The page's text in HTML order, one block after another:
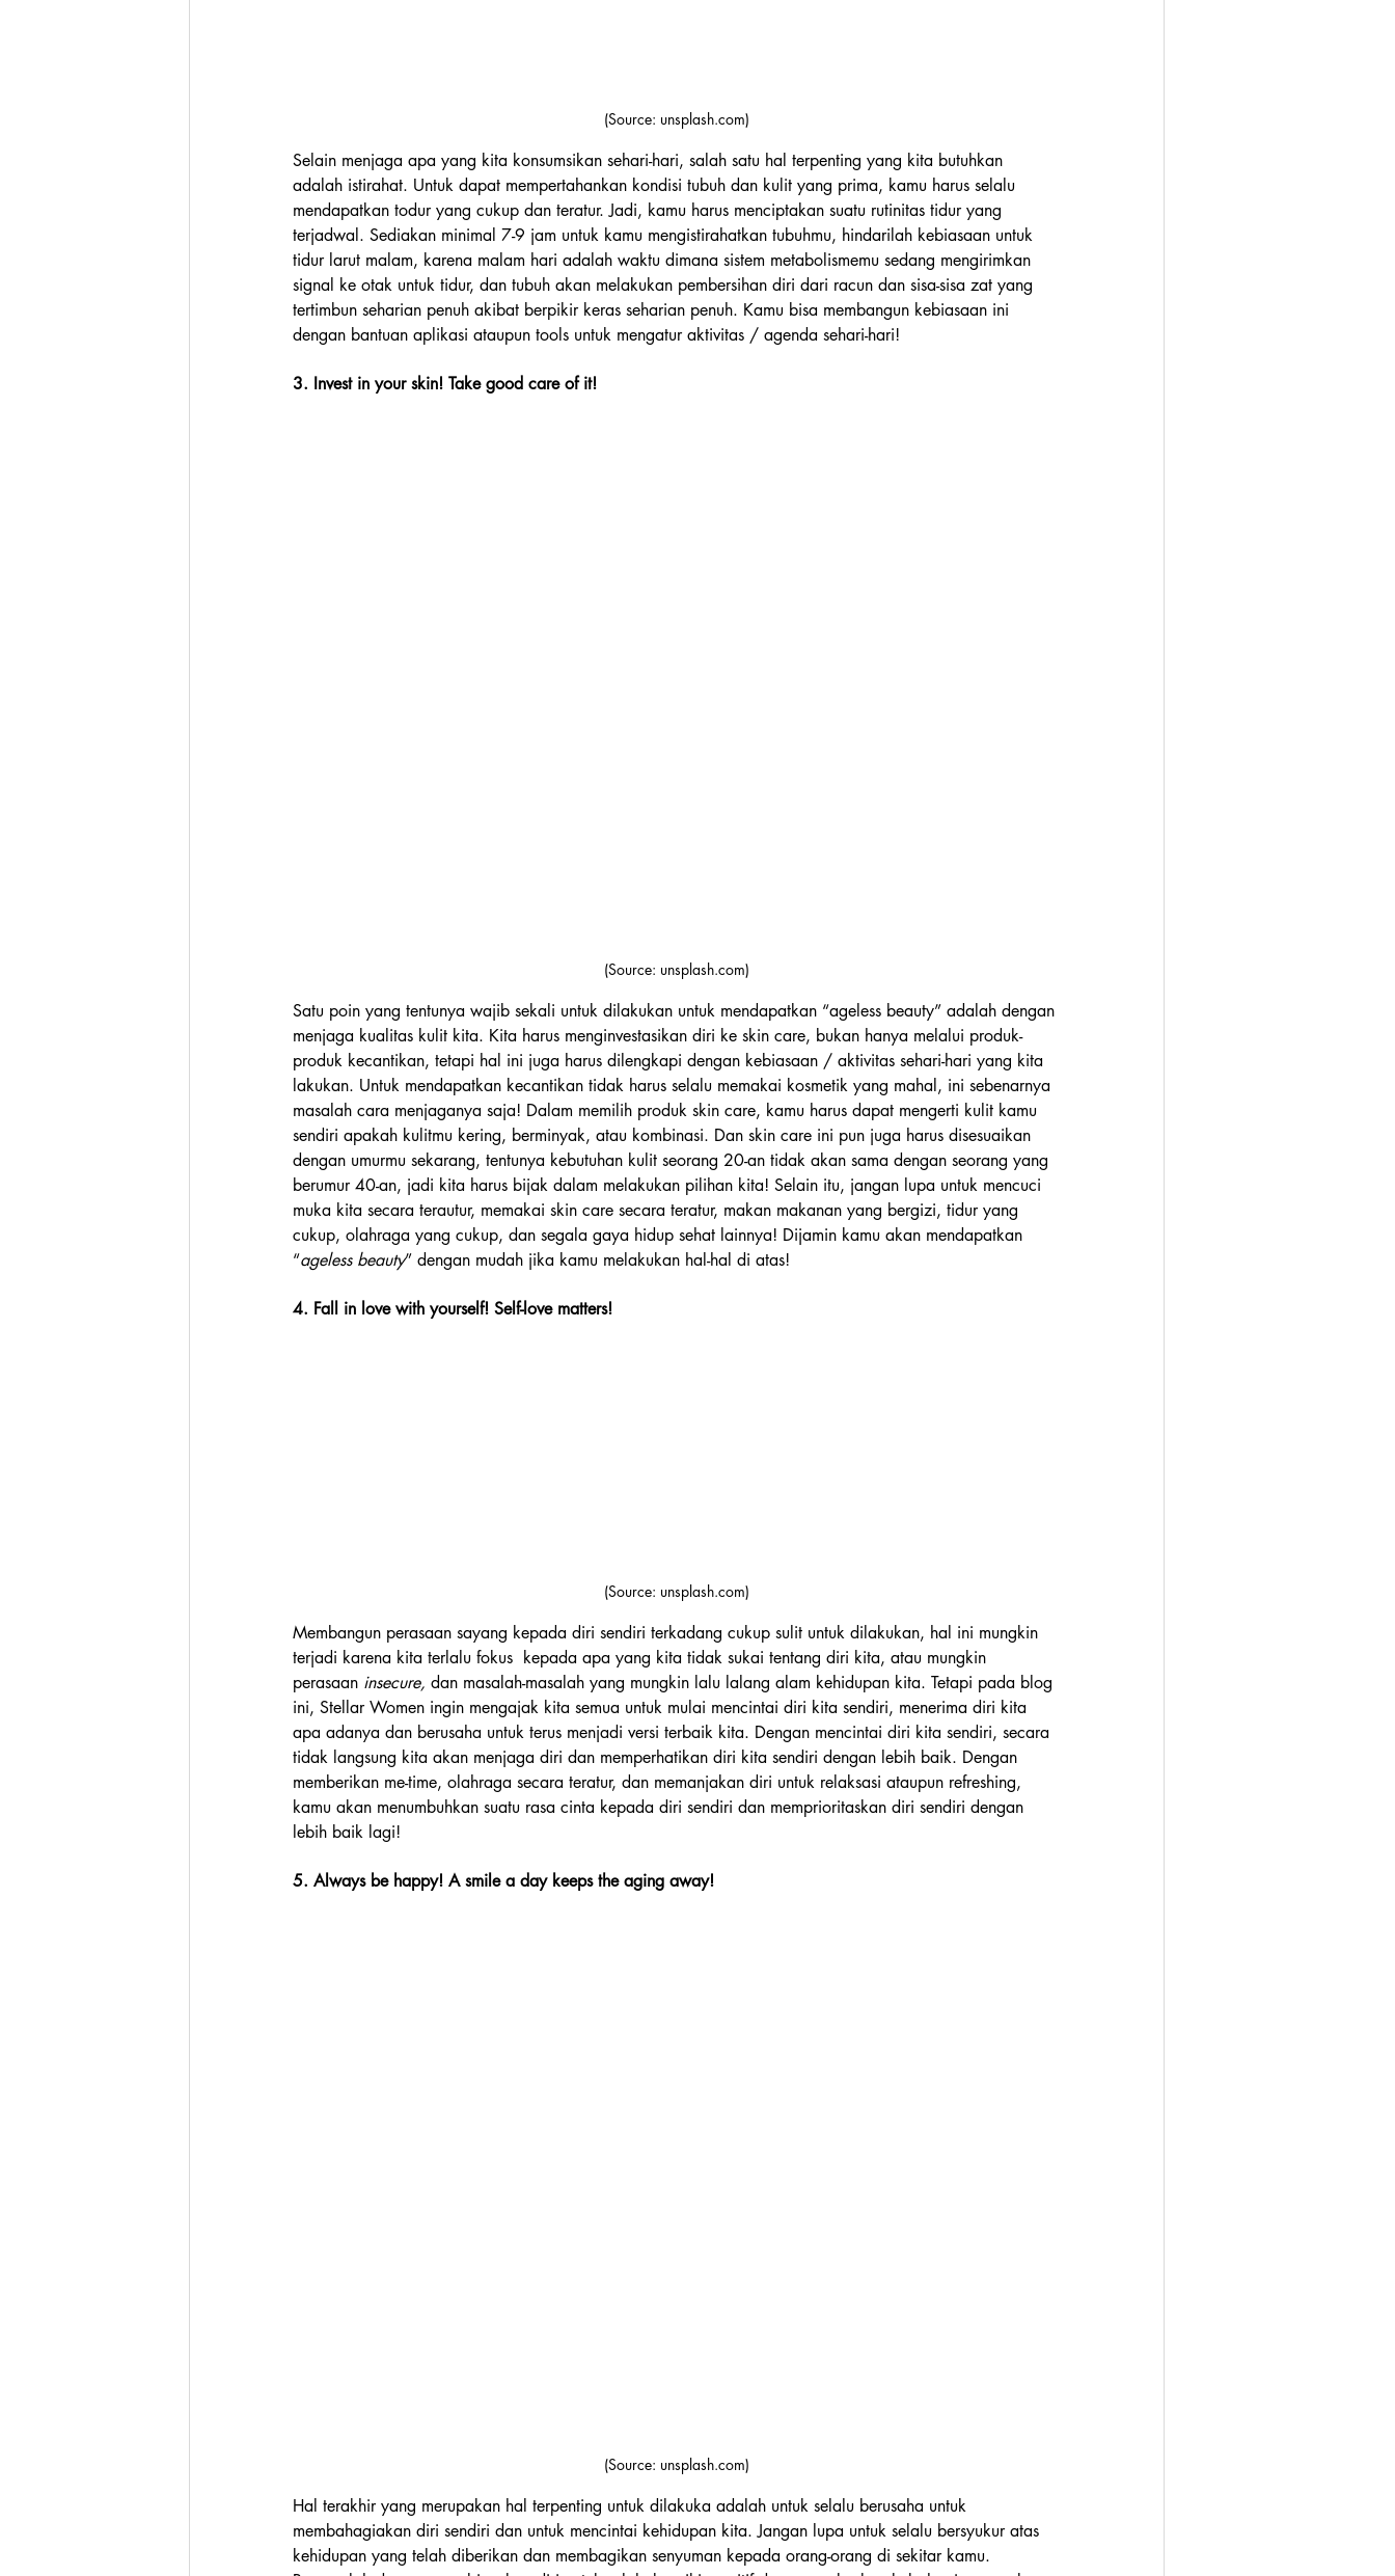
(Source: unsplash.com)
Selain menjaga apa yang kita konsumsikan sehari-hari, salah satu hal terpenting yang kita butuhkan
adalah istirahat. Untuk dapat mempertahankan kondisi tubuh dan kulit yang prima, kamu harus selalu
mendapatkan todur yang cukup dan teratur. Jadi, kamu harus menciptakan suatu rutinitas tidur yang
terjadwal. Sediakan minimal 7-9 jam untuk kamu mengistirahatkan tubuhmu, hindarilah kebiasaan untuk
tidur larut malam, karena malam hari adalah waktu dimana sistem metabolismemu sedang mengirimkan
signal ke otak untuk tidur, dan tubuh akan melakukan pembersihan diri dari racun dan sisa-sisa zat yang
tertimbun seharian penuh akibat berpikir keras seharian penuh. Kamu bisa membangun kebiasaan ini
dengan bantuan aplikasi ataupun tools untuk mengatur aktivitas / agenda sehari-hari!
3. Invest in your skin! Take good care of it!
(Source: unsplash.com)
Satu poin yang tentunya wajib sekali untuk dilakukan untuk mendapatkan “ageless beauty” adalah dengan
menjaga kualitas kulit kita. Kita harus menginvestasikan diri ke skin care, bukan hanya melalui produk-
produk kecantikan, tetapi hal ini juga harus dilengkapi dengan kebiasaan / aktivitas sehari-hari yang kita
lakukan. Untuk mendapatkan kecantikan tidak harus selalu memakai kosmetik yang mahal, ini sebenarnya
masalah cara menjaganya saja! Dalam memilih produk skin care, kamu harus dapat mengerti kulit kamu
sendiri apakah kulitmu kering, berminyak, atau kombinasi. Dan skin care ini pun juga harus disesuaikan
dengan umurmu sekarang, tentunya kebutuhan kulit seorang 20-an tidak akan sama dengan seorang yang
berumur 40-an, jadi kita harus bijak dalam melakukan pilihan kita! Selain itu, jangan lupa untuk mencuci
muka kita secara terautur, memakai skin care secara teratur, makan makanan yang bergizi, tidur yang
cukup, olahraga yang cukup, dan segala gaya hidup sehat lainnya! Dijamin kamu akan mendapatkan
“ageless beauty” dengan mudah jika kamu melakukan hal-hal di atas!
4. Fall in love with yourself! Self-love matters!
(Source: unsplash.com)
Membangun perasaan sayang kepada diri sendiri terkadang cukup sulit untuk dilakukan, hal ini mungkin
terjadi karena kita terlalu fokus  kepada apa yang kita tidak sukai tentang diri kita, atau mungkin
perasaan insecure, dan masalah-masalah yang mungkin lalu lalang alam kehidupan kita. Tetapi pada blog
ini, Stellar Women ingin mengajak kita semua untuk mulai mencintai diri kita sendiri, menerima diri kita
apa adanya dan berusaha untuk terus menjadi versi terbaik kita. Dengan mencintai diri kita sendiri, secara
tidak langsung kita akan menjaga diri dan memperhatikan diri kita sendiri dengan lebih baik. Dengan
memberikan me-time, olahraga secara teratur, dan memanjakan diri untuk relaksasi ataupun refreshing,
kamu akan menumbuhkan suatu rasa cinta kepada diri sendiri dan memprioritaskan diri sendiri dengan
lebih baik lagi!
5. Always be happy! A smile a day keeps the aging away!
(Source: unsplash.com)
Hal terakhir yang merupakan hal terpenting untuk dilakuka adalah untuk selalu berusaha untuk
membahagiakan diri sendiri dan untuk mencintai kehidupan kita. Jangan lupa untuk selalu bersyukur atas
kehidupan yang telah diberikan dan membagikan senyuman kepada orang-orang di sekitar kamu.